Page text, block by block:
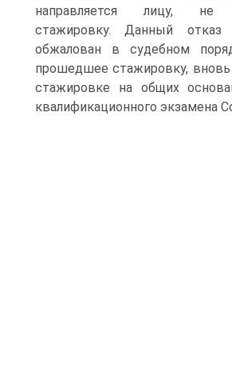
направляется лицу, не
стажировку. Данный
обжалован в судебном
прошедшее стажировку, вновь
стажировке на общих
квалификационного экзамена